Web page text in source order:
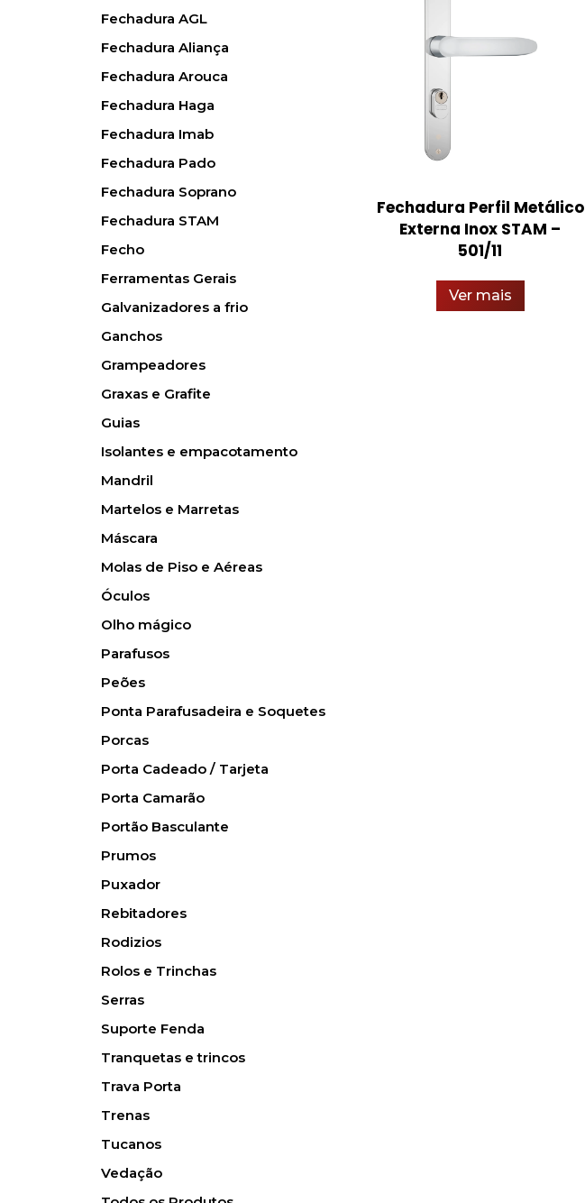
Fechadura AGL
Fechadura Aliança
Fechadura Arouca
Fechadura Haga
Fechadura Imab
Fechadura Pado
Fechadura Soprano
Fechadura STAM
Fecho
Ferramentas Gerais
Galvanizadores a frio
Ganchos
Grampeadores
Graxas e Grafite
Guias
Isolantes e empacotamento
Mandril
Martelos e Marretas
Máscara
Molas de Piso e Aéreas
Óculos
Olho mágico
Parafusos
Peões
Ponta Parafusadeira e Soquetes
Porcas
Porta Cadeado / Tarjeta
Porta Camarão
Portão Basculante
Prumos
Puxador
Rebitadores
Rodizios
Rolos e Trinchas
Serras
Suporte Fenda
Tranquetas e trincos
Trava Porta
Trenas
Tucanos
Vedação
Fechadura Perfil Metálico
Externa Inox STAM –
501/11
Ver mais